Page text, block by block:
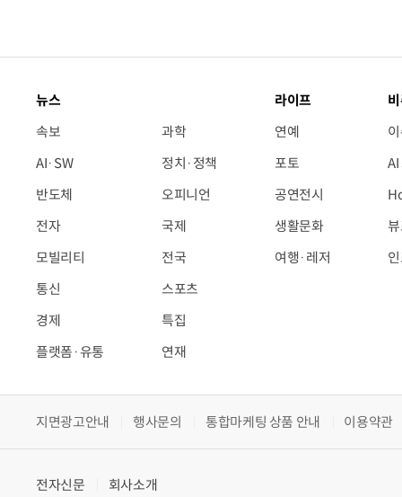
뉴스
속보
AI·SW
반도체
전자
모빌리티
통신
경제
플랫폼·유통
과학
정치·정책
오피니언
국제
전국
스포츠
특집
연재
라이프
연예
포토
공연전시
생활문화
여행·레저
지면광고안내 행사문의 통합마케팅 상품 안내 이용약관
전자신문
회사소개